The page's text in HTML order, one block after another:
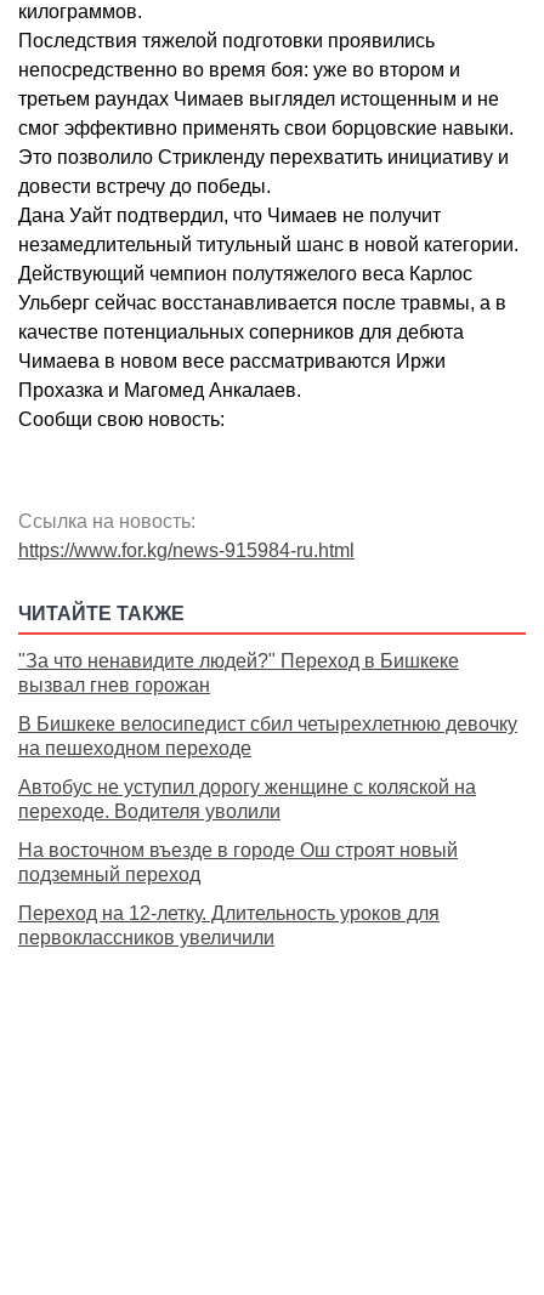
килограммов.
Последствия тяжелой подготовки проявились
непосредственно во время боя: уже во втором и
третьем раундах Чимаев выглядел истощенным и не
смог эффективно применять свои борцовские навыки.
Это позволило Стрикленду перехватить инициативу и
довести встречу до победы.
Дана Уайт подтвердил, что Чимаев не получит
незамедлительный титульный шанс в новой категории.
Действующий чемпион полутяжелого веса Карлос
Ульберг сейчас восстанавливается после травмы, а в
качестве потенциальных соперников для дебюта
Чимаева в новом весе рассматриваются Иржи
Прохазка и Магомед Анкалаев.
Сообщи свою новость:
Ссылка на новость:
https://www.for.kg/news-915984-ru.html
ЧИТАЙТЕ ТАКЖЕ
"За что ненавидите людей?" Переход в Бишкеке
вызвал гнев горожан
В Бишкеке велосипедист сбил четырехлетнюю девочку
на пешеходном переходе
Автобус не уступил дорогу женщине с коляской на
переходе. Водителя уволили
На восточном въезде в городе Ош строят новый
подземный переход
Переход на 12-летку. Длительность уроков для
первоклассников увеличили